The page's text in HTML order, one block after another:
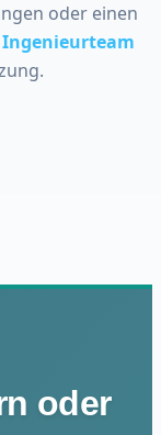
oder einen
oder